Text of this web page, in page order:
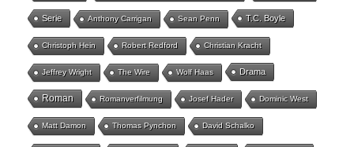
Serie Anthony Carrigan Sean Penn T.C. Boyle
Christoph Hein Robert Redford Christian Kracht
Jeffrey Wright The Wire Wolf Haas Drama
Roman Romanverfilmung Josef Hader Dominic West
Matt Damon Thomas Pynchon David Schalko